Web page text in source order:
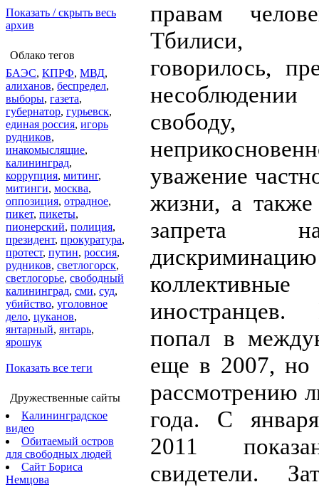
Показать / скрыть весь
архив
Облако тегов
БАЭС, КПРФ, МВД,
алиханов, беспредел,
выборы, газета,
губернатор, гурьевск,
единая россия, игорь
рудников,
инакомыслящие,
калининград,
коррупция, митинг,
митинги, москва,
оппозиция, отрадное,
пикет, пикеты,
пионерский, полиция,
президент, прокуратура,
протест, путин, россия,
рудников, светлогорск,
светлогорье, свободный
калининград, сми, суд,
убийство, уголовное
дело, цуканов,
янтарный, янтарь,
ярошук
Показать все теги
Дружественные сайты
Калининградское
видео
Обитаемый остров
для свободных людей
Сайт Бориса
Немцова
правам
Тбилиси,
говорилось,
уважение
жизни, а
запрета
попал в
еще в 2007, но
рассмотрению
года. С
2011
свидетели.